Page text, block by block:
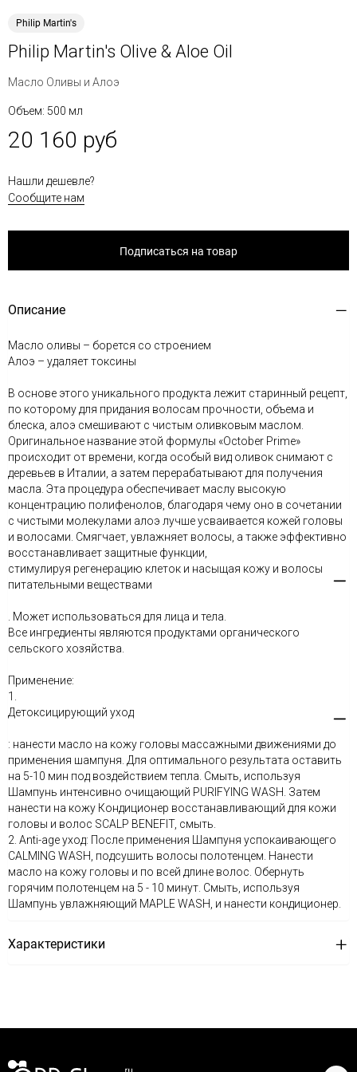
Philip Martin's
Philip Martin's Olive & Aloe Oil
Масло Оливы и Алоэ
Объем: 500 мл
20 160 руб
Нашли дешевле?
Сообщите нам
Подписаться на товар
Описание
Масло оливы – борется со строением
Алоэ – удаляет токсины
В основе этого уникального продукта лежит старинный рецепт,
по которому для придания волосам прочности, объема и
блеска, алоэ смешивают с чистым оливковым маслом.
Оригинальное название этой формулы «October Prime»
происходит от времени, когда особый вид оливок снимают с
деревьев в Италии, а затем перерабатывают для получения
масла. Эта процедура обеспечивает маслу высокую
концентрацию полифенолов, благодаря чему оно в сочетании
с чистыми молекулами алоэ лучше усваивается кожей головы
и волосами. Смягчает, увлажняет волосы, а также эффективно
восстанавливает защитные функции,
стимулируя регенерацию клеток и насыщая кожу и волосы
питательными веществами
. Может использоваться для лица и тела.
Все ингредиенты являются продуктами органического
сельского хозяйства.
Применение:
1.
Детоксицирующий уход
: нанести масло на кожу головы массажными движениями до
применения шампуня. Для оптимального результата оставить
на 5-10 мин под воздействием тепла. Смыть, используя
Шампунь интенсивно очищающий PURIFYING WASH. Затем
нанести на кожу Кондиционер восстанавливающий для кожи
головы и волос SCALP BENEFIT, смыть.
2. Anti-age уход: После применения Шампуня успокаивающего
CALMING WASH, подсушить волосы полотенцем. Нанести
масло на кожу головы и по всей длине волос. Обернуть
горячим полотенцем на 5 - 10 минут. Смыть, используя
Шампунь увлажняющий MAPLE WASH, и нанести кондиционер.
Характеристики